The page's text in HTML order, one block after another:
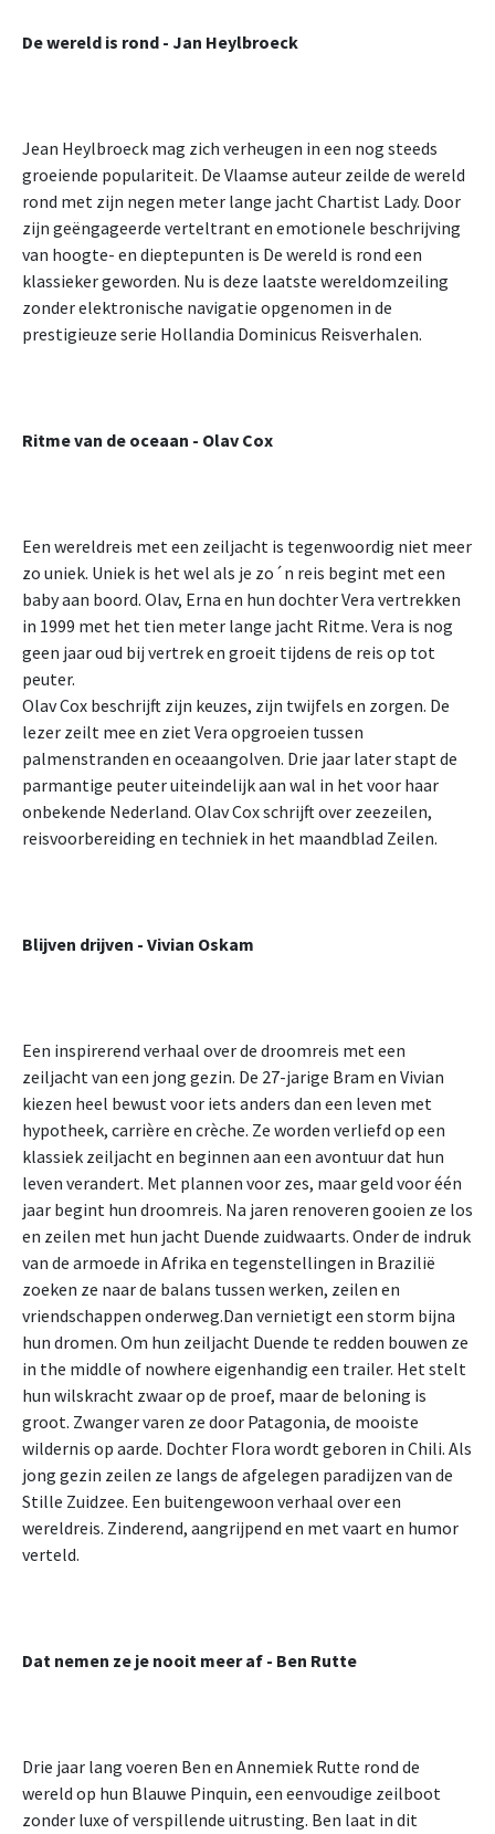
De wereld is rond - Jan Heylbroeck
Jean Heylbroeck mag zich verheugen in een nog steeds
groeiende populariteit. De Vlaamse auteur zeilde de wereld
rond met zijn negen meter lange jacht Chartist Lady. Door
zijn geëngageerde verteltrant en emotionele beschrijving
van hoogte- en dieptepunten is De wereld is rond een
klassieker geworden. Nu is deze laatste wereldomzeiling
zonder elektronische navigatie opgenomen in de
prestigieuze serie Hollandia Dominicus Reisverhalen.
Ritme van de oceaan - Olav Cox
Een wereldreis met een zeiljacht is tegenwoordig niet meer
zo uniek. Uniek is het wel als je zo´n reis begint met een
baby aan boord. Olav, Erna en hun dochter Vera vertrekken
in 1999 met het tien meter lange jacht Ritme. Vera is nog
geen jaar oud bij vertrek en groeit tijdens de reis op tot
peuter.
Olav Cox beschrijft zijn keuzes, zijn twijfels en zorgen. De
lezer zeilt mee en ziet Vera opgroeien tussen
palmenstranden en oceaangolven. Drie jaar later stapt de
parmantige peuter uiteindelijk aan wal in het voor haar
onbekende Nederland. Olav Cox schrijft over zeezeilen,
reisvoorbereiding en techniek in het maandblad Zeilen.
Blijven drijven - Vivian Oskam
Een inspirerend verhaal over de droomreis met een
zeiljacht van een jong gezin. De 27-jarige Bram en Vivian
kiezen heel bewust voor iets anders dan een leven met
hypotheek, carrière en crèche. Ze worden verliefd op een
klassiek zeiljacht en beginnen aan een avontuur dat hun
leven verandert. Met plannen voor zes, maar geld voor één
jaar begint hun droomreis. Na jaren renoveren gooien ze los
en zeilen met hun jacht Duende zuidwaarts. Onder de indruk
van de armoede in Afrika en tegenstellingen in Brazilië
zoeken ze naar de balans tussen werken, zeilen en
vriendschappen onderweg.Dan vernietigt een storm bijna
hun dromen. Om hun zeiljacht Duende te redden bouwen ze
in the middle of nowhere eigenhandig een trailer. Het stelt
hun wilskracht zwaar op de proef, maar de beloning is
groot. Zwanger varen ze door Patagonia, de mooiste
wildernis op aarde. Dochter Flora wordt geboren in Chili. Als
jong gezin zeilen ze langs de afgelegen paradijzen van de
Stille Zuidzee. Een buitengewoon verhaal over een
wereldreis. Zinderend, aangrijpend en met vaart en humor
verteld.
Dat nemen ze je nooit meer af - Ben Rutte
Drie jaar lang voeren Ben en Annemiek Rutte rond de
wereld op hun Blauwe Pinquin, een eenvoudige zeilboot
zonder luxe of verspillende uitrusting. Ben laat in dit